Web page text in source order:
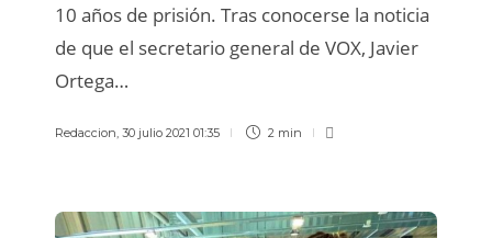
10 años de prisión. Tras conocerse la noticia
de que el secretario general de VOX, Javier
Ortega…
Redaccion 30 julio 2021 01:35 2 min